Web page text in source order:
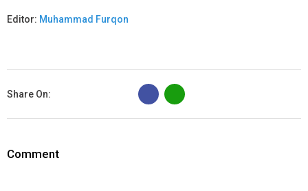
Editor: Muhammad Furqon
Share On:
B
Comment